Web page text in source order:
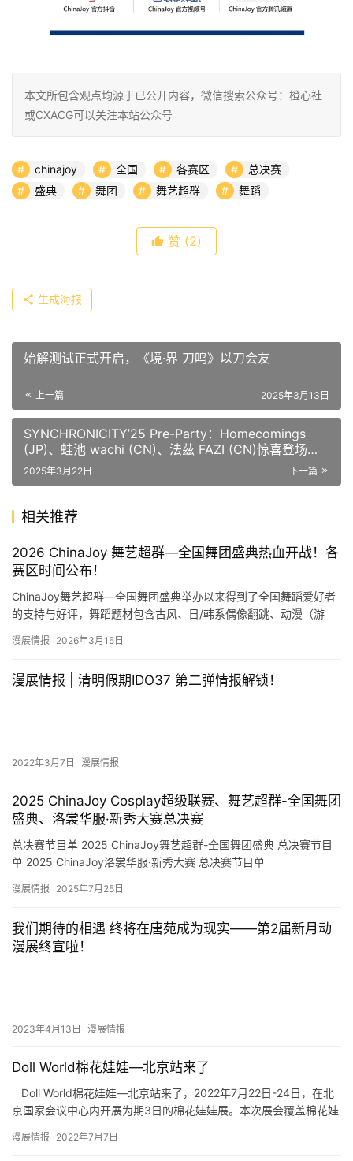
本文所包含观点均源于已公开内容，微信搜索公众号：橙心社
或CXACG可以关注本站公众号
chinajoy 全国 各赛区
总决赛
盛典
舞团 舞艺超群 舞蹈
赞 (2)
生成海报
始解测试正式开启，《境·界 刀鸣》以刀会友
上一篇 2025年3月13日
SYNCHRONICITY’25 Pre-Party：Homecomings
(JP)、蛙池 wachi (CN)、法茲 FAZI (CN)惊喜登场！
一起狂欢春日音乐节！
下一篇
2025年3月22日
相关推荐
2026 ChinaJoy 舞艺超群—全国舞团盛典热血开战！各
赛区时间公布！
ChinaJoy舞艺超群—全国舞团盛典举办以来得到了全国舞蹈爱好者
的支持与好评，舞蹈题材包含古风、日/韩系偶像翻跳、动漫（游
漫展情报 2026年3月15日
漫展情报 | 清明假期IDO37 第二弹情报解锁！
2022年3月7日 漫展情报
2025 ChinaJoy Cosplay超级联赛、舞艺超群-全国舞团
盛典、洛裳华服·新秀大赛总决赛
总决赛节目单 2025 ChinaJoy舞艺超群-全国舞团盛典 总决赛节目
单 2025 ChinaJoy洛裳华服·新秀大赛 总决赛节目单
漫展情报 2025年7月25日
我们期待的相遇 终将在唐苑成为现实——第2届新月动
漫展终宣啦！
2023年4月13日 漫展情报
Doll World棉花娃娃—北京站来了
Doll World棉花娃娃—北京站来了，2022年7月22日-24日，在北
京国家会议中心内开展为期3日的棉花娃娃展。本次展会覆盖棉花娃
漫展情报 2022年7月7日